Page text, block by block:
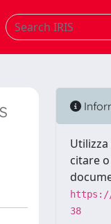
citare
https://
38